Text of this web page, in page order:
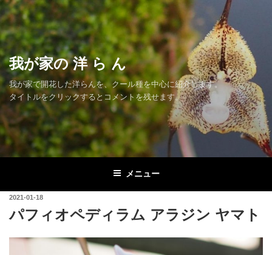
コ
ン
テ
ン
ツ
へ
ス
ッ
プ
我が家の 洋 ら ん
我が家で開花した洋らんを、クール種を中心に紹介します。
タイトルをクリックするとコメントを残せます。
メニュー
投
日:
2021-01-18
パフィオペディラム アラジン ヤマト